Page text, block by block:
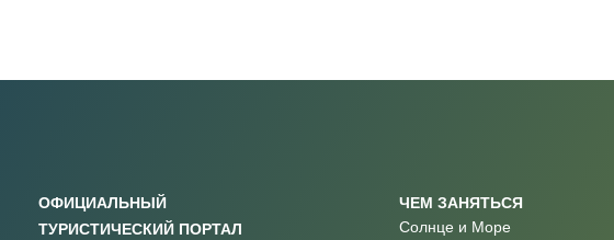
ОФИЦИАЛЬНЫЙ
ТУРИСТИЧЕСКИЙ ПОРТАЛ
ЧЕМ ЗАНЯТЬСЯ
Солнце и Море